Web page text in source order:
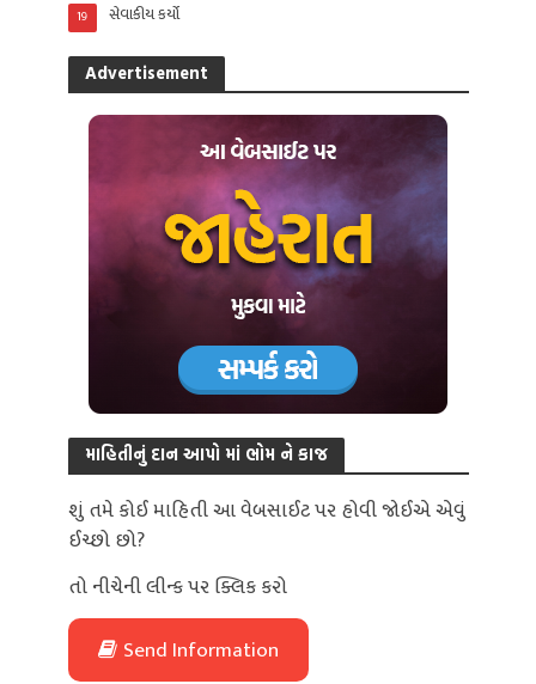
સેવાકીય કર્યો
19
Advertisement
માહિતીનું દાન આપો માં ભોમ ને કાજ
શું તમે કોઈ માહિતી આ વેબસાઈટ પર હોવી જોઈએ એવું
ઈચ્છો છો?
તો નીચેની લીન્ક પર ક્લિક કરો
Send Information